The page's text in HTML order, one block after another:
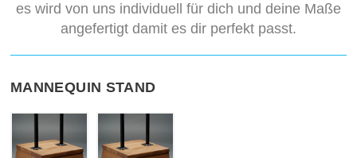
es wird von uns individuell für dich und deine Maße
angefertigt damit es dir perfekt passt.
MANNEQUIN STAND